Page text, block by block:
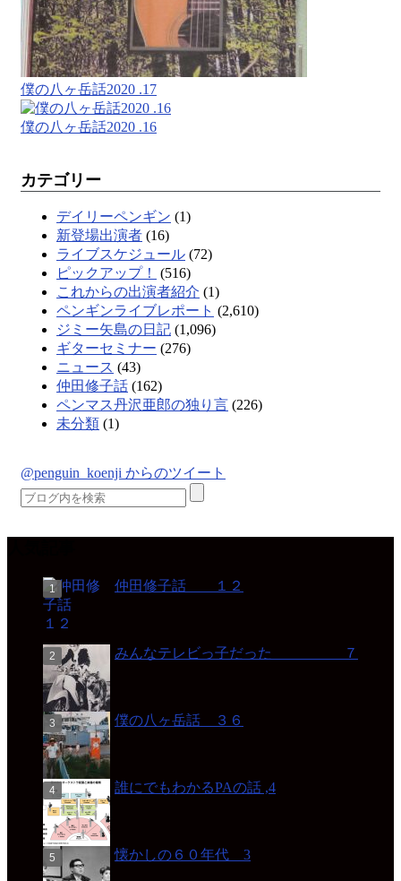
僕の八ヶ岳話2020 .17
僕の八ヶ岳話2020 .16
カテゴリー
デイリーペンギン (1)
新登場出演者 (16)
ライブスケジュール (72)
ピックアップ！
(516)
これからの出演者紹介 (1)
ペンギンライブレポート (2,610)
ジミー矢島の日記 (1,096)
ギターセミナー (276)
ニュース (43)
仲田修子話 (162)
ペンマス丹沢亜郎の独り言 (226)
未分類 (1)
@penguin_koenji からのツイート
仲田修子話 １２
みんなテレビっ子だった ７
僕の八ヶ岳話 ３６
誰にでもわかるPAの話 ,4
懐かしの６０年代 3